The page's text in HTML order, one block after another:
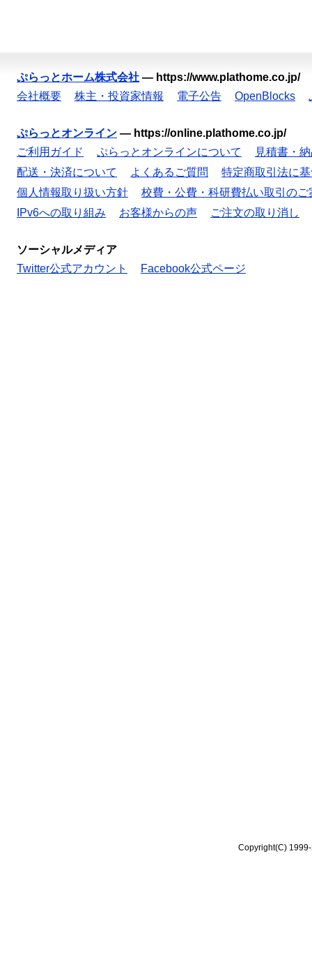
ぷらっとホーム株式会社 — https://www.plathome.co.jp/
会社概要
株主・投資家情報 電子公告 OpenBlocks
ぷらっとオンライン — https://online.plathome.co.jp/
ご利用ガイド
ぷらっとオンラインについて
見積書・
配送・決済について
よくあるご質問
特定商取引法に
個人情報取り扱い方針
校費・公費・科研費払い取引のご
IPv6への取り組み
お客様からの声 ご注文の取り消し
ソーシャルメディア
Twitter公式アカウント
Facebook公式ページ
Copyright(C)